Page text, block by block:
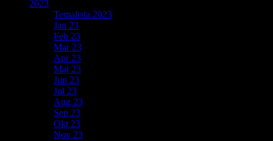
2023
Temalista 2023
Jan 23
Feb 23
Mar 23
Apr 23
Maj 23
Jun 23
Jul 23
Aug 23
Sep 23
Okt 23
Nov 23